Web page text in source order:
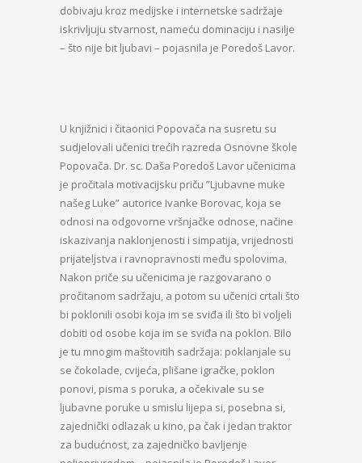
dobivaju kroz medijske i internetske sadržaje
iskrivljuju stvarnost, nameću dominaciju i nasilje
– što nije bit ljubavi – pojasnila je Poredoš Lavor.
U knjižnici i čitaonici Popovača na susretu su
sudjelovali učenici trećih razreda Osnovne škole
Popovača. Dr. sc. Daša Poredoš Lavor učenicima
je pročitala motivacijsku priču ”Ljubavne muke
našeg Luke” autorice Ivanke Borovac, koja se
odnosi na odgovorne vršnjačke odnose, načine
iskazivanja naklonjenosti i simpatija, vrijednosti
prijateljstva i ravnopravnosti među spolovima.
Nakon priče su učenicima je razgovarano o
pročitanom sadržaju, a potom su učenici crtali što
bi poklonili osobi koja im se sviđa ili što bi voljeli
dobiti od osobe koja im se sviđa na poklon. Bilo
je tu mnogim maštovitih sadržaja: poklanjale su
se čokolade, cvijeća, plišane igračke, poklon
ponovi, pisma s poruka, a očekivale su se
ljubavne poruke u smislu lijepa si, posebna si,
zajednički odlazak u kino, pa čak i jedan traktor
za budućnost, za zajedničko bavljenje